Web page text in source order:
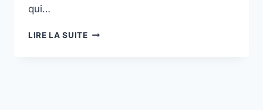
qui…
LIRE LA SUITELE